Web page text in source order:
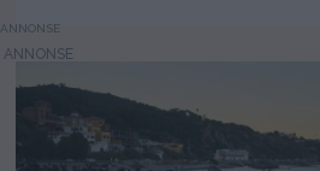
ANNONSE